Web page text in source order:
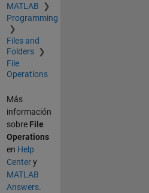
MATLAB
Programming
Files and
Folders
File
Operations
Más
información
sobre File
Operations
en Help
Centery
MATLAB
Answers.